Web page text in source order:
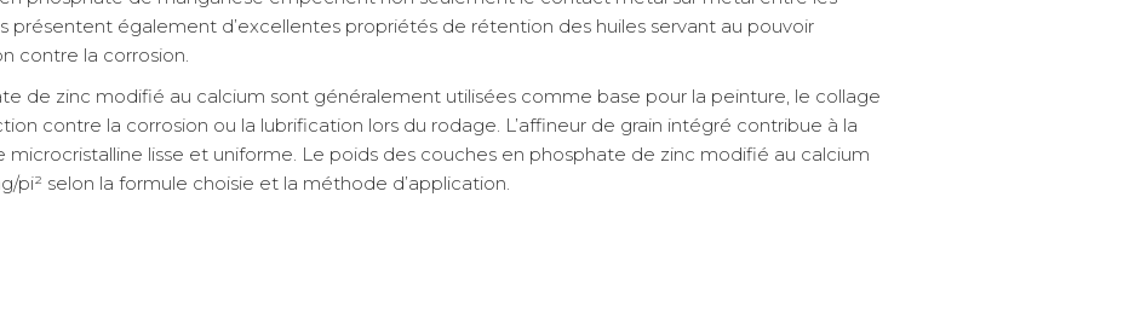
présentent également d’excellentes propriétés de rétention des huiles servant au pouvoir
contre la corrosion.
de zinc modifié au calcium sont généralement utilisées comme base pour la peinture, le collage
contre la corrosion ou la lubrification lors du rodage. L’affineur de grain intégré contribue à la
microcristalline lisse et uniforme. Le poids des couches en phosphate de zinc modifié au calcium
pi² selon la formule choisie et la méthode d’application.